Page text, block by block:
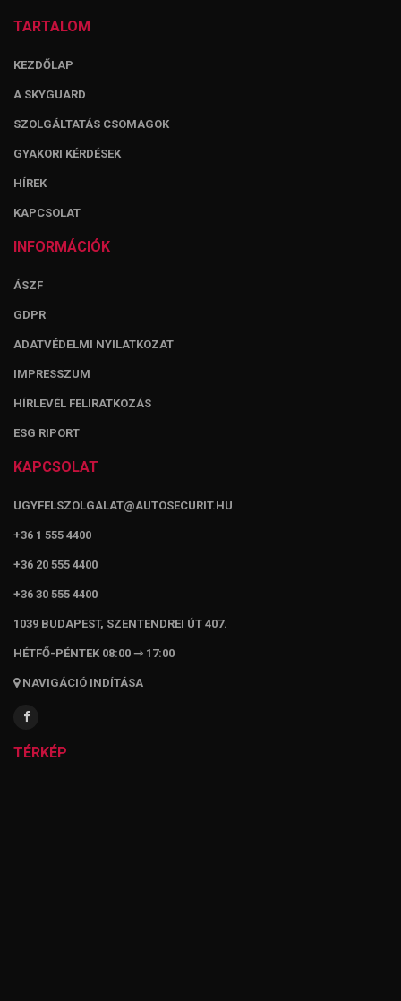
TARTALOM
KEZDŐLAP
A SKYGUARD
SZOLGÁLTATÁS CSOMAGOK
GYAKORI KÉRDÉSEK
HÍREK
KAPCSOLAT
INFORMÁCIÓK
ÁSZF
GDPR
ADATVÉDELMI NYILATKOZAT
IMPRESSZUM
HÍRLEVÉL FELIRATKOZÁS
ESG RIPORT
KAPCSOLAT
UGYFELSZOLGALAT@AUTOSECURIT.HU
+36 1 555 4400
+36 20 555 4400
+36 30 555 4400
1039 BUDAPEST, SZENTENDREI ÚT 407.
HÉTFŐ-PÉNTEK 08:00 ⇾ 17:00
NAVIGÁCIÓ INDÍTÁSA
TÉRKÉP